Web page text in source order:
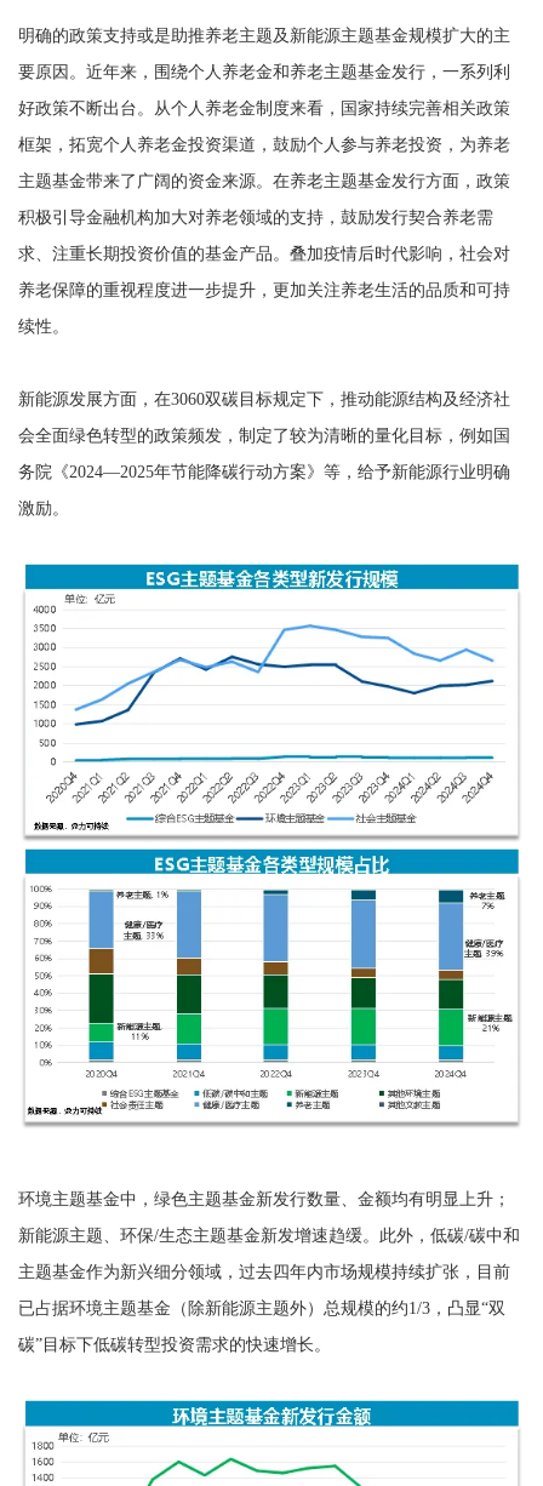
明确的政策支持或是助推养老主题及新能源主题基金规模扩大的主
要原因。近年来，围绕个人养老金和养老主题基金发行，一系列利
好政策不断出台。从个人养老金制度来看，国家持续完善相关政策
框架，拓宽个人养老金投资渠道，鼓励个人参与养老投资，为养老
主题基金带来了广阔的资金来源。在养老主题基金发行方面，政策
积极引导金融机构加大对养老领域的支持，鼓励发行契合养老需
求、注重长期投资价值的基金产品。叠加疫情后时代影响，社会对
养老保障的重视程度进一步提升，更加关注养老生活的品质和可持
续性。
新能源发展方面，在3060双碳目标规定下，推动能源结构及经济社
会全面绿色转型的政策频发，制定了较为清晰的量化目标，例如国
务院《2024—2025年节能降碳行动方案》等，给予新能源行业明确
激励。
环境主题基金中，绿色主题基金新发行数量、金额均有明显上升；
新能源主题、环保/生态主题基金新发增速趋缓。此外，低碳/碳中和
主题基金作为新兴细分领域，过去四年内市场规模持续扩张，目前
已占据环境主题基金（除新能源主题外）总规模的约1/3，凸显“双
碳”目标下低碳转型投资需求的快速增长。